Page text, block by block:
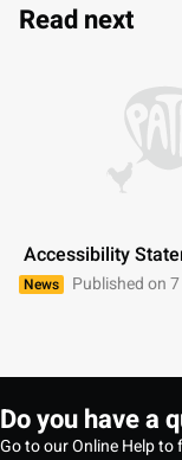
Read next
Accessibility
News Published on
Do you have a
Go to our Online Help to